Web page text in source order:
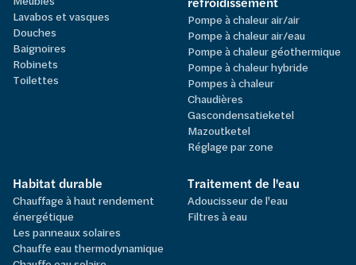
Lavabos et vasques
Douches
Baignoires
Robinets
Toilettes
Pompe à chaleur air/air
Pompe à chaleur air/eau
Pompe à chaleur géothermique
Pompe à chaleur hybride
Pompes à chaleur
Chaudières
Gascondensatieketel
Mazoutketel
Réglage par zone
Habitat durable
Chauffage à haut rendement
énergétique
Les panneaux solaires
Chauffe eau thermodynamique
Traitement de l'eau
Adoucisseur de l'eau
Filtres à eau